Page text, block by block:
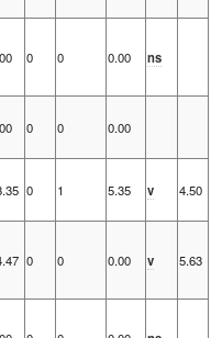
0 0 0.00 ns
0 0 0.00
0 1 5.35 v 4.50
0 0 0.00 v 5.63